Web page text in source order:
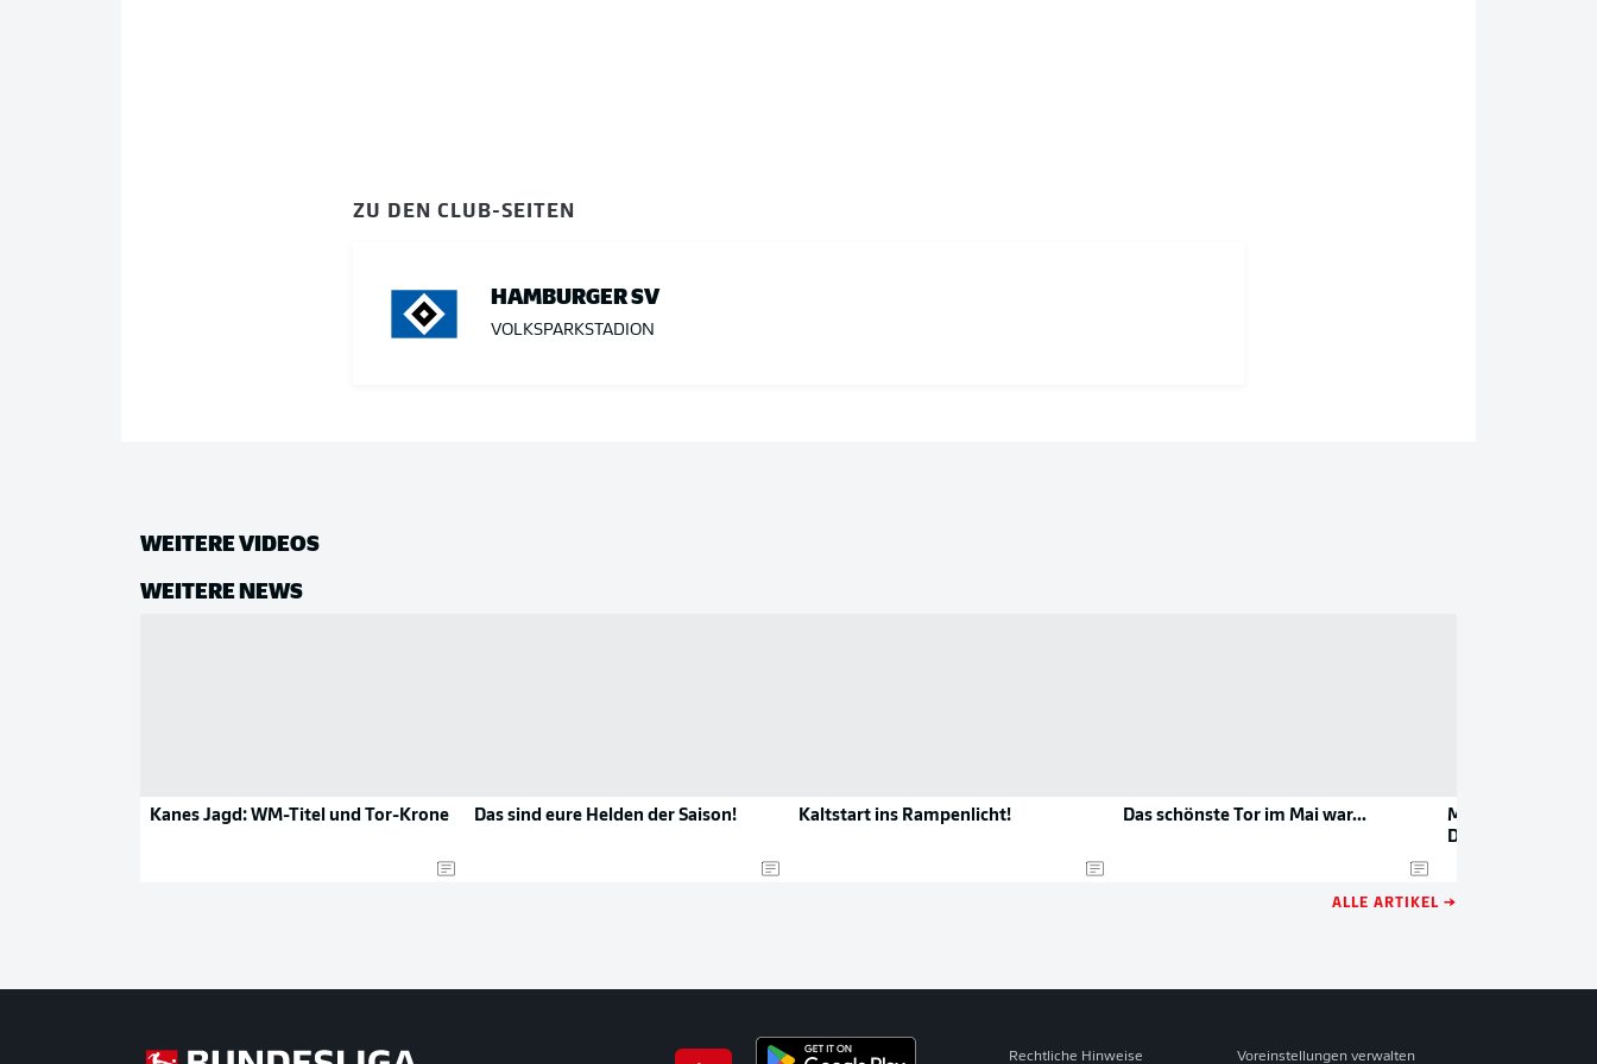
ZU DEN CLUB-SEITEN
HAMBURGER SV
VOLKSPARKSTADION
WEITERE VIDEOS
WEITERE NEWS
Kanes Jagd: WM-Titel und Tor-Krone Das sind eure Helden der Saison! Kaltstart ins Rampenlicht! Das schönste Tor im Mai war...
Maladona-Solo
Distanz
ALLE ARTIKEL →
Rechtliche Hinweise Voreinstellungen verwalten